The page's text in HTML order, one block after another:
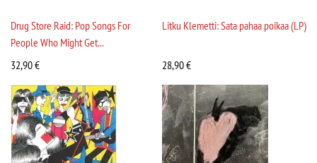
Drug Store Raid: Pop Songs For
People Who Might Get...
32,90€
Litku Klemetti: Sata pahaa poikaa (LP)
28,90€